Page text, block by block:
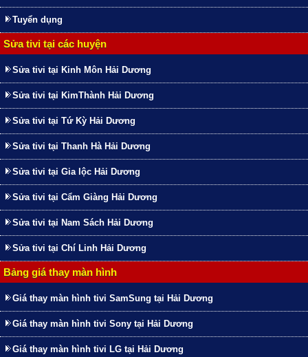
Tuyển dụng
Sửa tivi tại các huyện
Sửa tivi tại Kinh Môn Hải Dương
Sửa tivi tại KimThành Hải Dương
Sửa tivi tại Tứ Kỳ Hải Dương
Sửa tivi tại Thanh Hà Hải Dương
Sửa tivi tại Gia lộc Hải Dương
Sửa tivi tại Cẩm Giàng Hải Dương
Sửa tivi tại Nam Sách Hải Dương
Sửa tivi tại Chí Linh Hải Dương
Bảng giá thay màn hình
Giá thay màn hình tivi SamSung tại Hải Dương
Giá thay màn hình tivi Sony tại Hải Dương
Giá thay màn hình tivi LG tại Hải Dương